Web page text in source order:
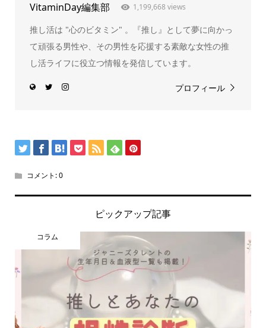
VitaminDay編集部 1,199,668 views
推し活は "心のビタミン" 。『推し』として夢に向かっ
て頑張る男性や、その男性を応援する素敵な女性の推
し活ライフに役立つ情報を発信しています。
プロフィール
コメント:0
ピックアップ記事
コラム